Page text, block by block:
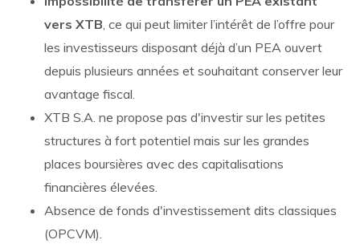
vers XTB, ce qui peut limiter l’intérêt de l’offre pour
les investisseurs disposant déjà d’un PEA ouvert
depuis plusieurs années et souhaitant conserver leur
avantage fiscal.
XTB S.A. ne propose pas d'investir sur les petites
structures à fort potentiel mais sur les grandes
places boursières avec des capitalisations
financières élevées.
Absence de fonds d'investissement dits classiques
(OPCVM).